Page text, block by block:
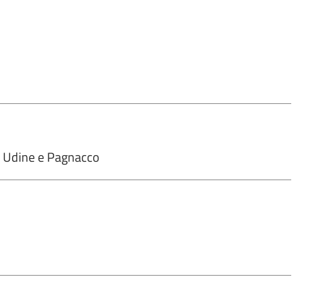
e Pagnacco